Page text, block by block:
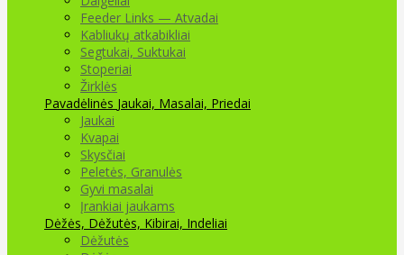
Feeder Links — Atvadai
Kabliukų atkabikliai
Segtukai, Suktukai
Stoperiai
Žirklės
Pavadėlinės Jaukai, Masalai, Priedai
Jaukai
Kvapai
Skysčiai
Peletės, Granulės
Gyvi masalai
Įrankiai jaukams
Dėžės, Dėžutės, Kibirai, Indeliai
Dėžutės